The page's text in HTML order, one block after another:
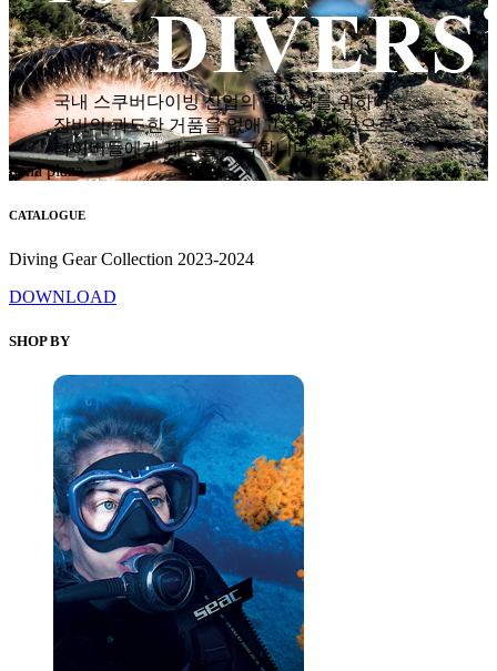
국내 스쿠버다이빙 산업의 활성화를 위하여
장비의 과도한 거품을 없애고 착한 가격으로
다이버들에게 제품을 공급합니다.
hana plaza
CATALOGUE
Diving Gear Collection 2023-2024
DOWNLOAD
SHOP BY